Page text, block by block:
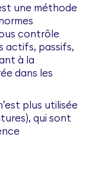
une méthode
contrôle
actifs, passifs,
à la
dans les
plus utilisée
qui sont